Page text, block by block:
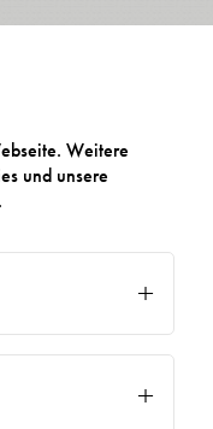
Weitere
und unsere